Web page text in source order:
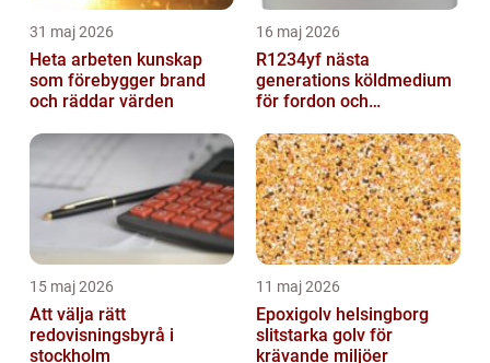
31 maj 2026
Heta arbeten kunskap
som förebygger brand
och räddar värden
16 maj 2026
R1234yf nästa
generations köldmedium
för fordon och
15 maj 2026
Att välja rätt
redovisningsbyrå i
stockholm
11 maj 2026
Epoxigolv helsingborg
slitstarka golv för
krävande miljöer